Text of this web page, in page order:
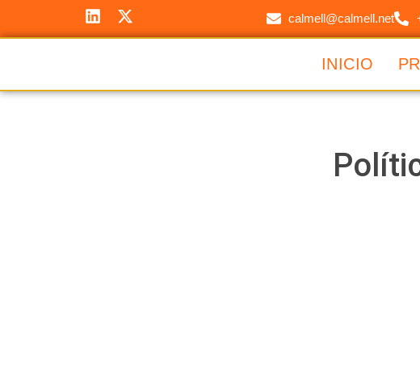
calmell@calmell.net
INICIO